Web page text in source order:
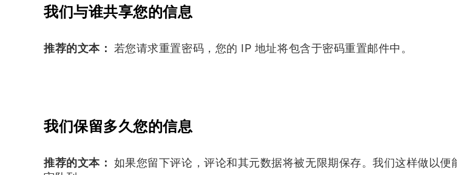
我们与谁共享您的信息
推荐的文本： 若您请求重置密码，您的 IP 地址将包含于密码重置邮件中。
我们保留多久您的信息
推荐的文本： 如果您留下评论，评论和其元数据将被无限期保存。我们这样做以